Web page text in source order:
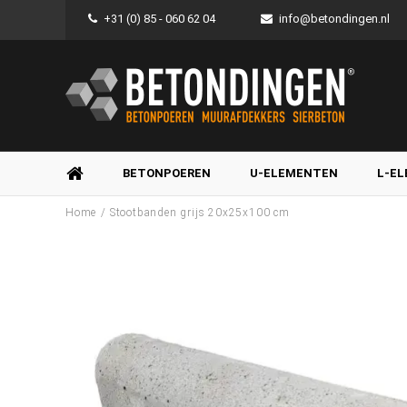
+31 (0) 85 - 060 62 04 info@betondingen.nl
BETONPOEREN U-ELEMENTEN L-
Home / Stootbanden grijs 20x25x100 cm